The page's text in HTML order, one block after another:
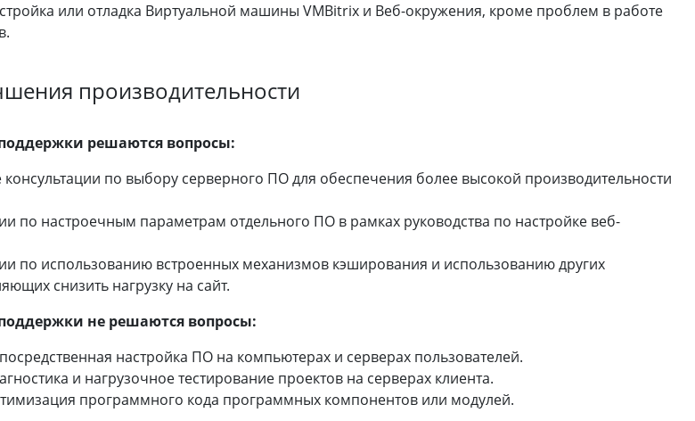
или отладка Виртуальной машины VMBitrix и Веб-окружения, кроме проблем в работе
производительности
решаются вопросы:
по выбору серверного ПО для обеспечения более высокой производительности
по настроечным параметрам отдельного ПО в рамках руководства по настройке веб-
по использованию встроенных механизмов кэширования и использованию других
снизить нагрузку на сайт.
не решаются вопросы:
настройка ПО на компьютерах и серверах пользователей.
и нагрузочное тестирование проектов на серверах клиента.
программного кода программных компонентов или модулей.